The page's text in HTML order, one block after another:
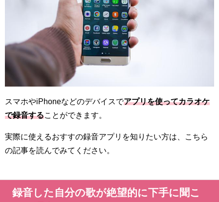
スマホやiPhoneなどのデバイスでアプリを使ってカラオケ
で録音する ことができます。
実際に使えるおすすの録音アプリを知りたい方は、こちら
の記事を読んでみてください。
録音した自分の歌が絶望的に下手に聞こ